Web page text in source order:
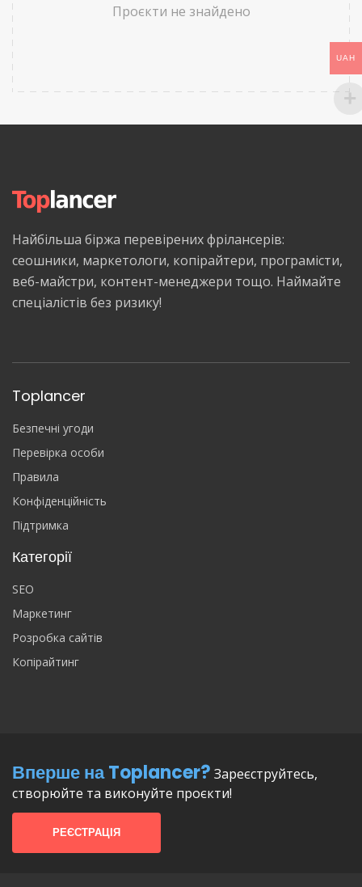
Проєкти не знайдено
Найбільша біржа перевірених фрілансерів:
сеошники, маркетологи, копірайтери, програмісти,
веб-майстри, контент-менеджери тощо. Наймайте
спеціалістів без ризику!
Toplancer
Безпечні угоди
Перевірка особи
Правила
Конфіденційність
Підтримка
Категорії
SEO
Маркетинг
Розробка сайтів
Копірайтинг
Вперше на Toplancer? Зареєструйтесь,
створюйте та виконуйте проєкти!
РЕЄСТРАЦІЯ
UAH